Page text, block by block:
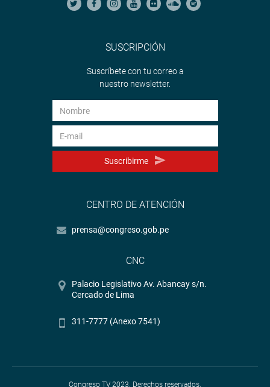
SUSCRIPCIÓN
Suscríbete con tu correo a
nuestro newsletter.
Suscribirme
CENTRO DE ATENCIÓN
prensa@congreso.gob.pe
CNC
Palacio Legislativo Av. Abancay s/n.
Cercado de Lima
311-7777 (Anexo 7541)
Congreso TV 2023. Derechos reservados.